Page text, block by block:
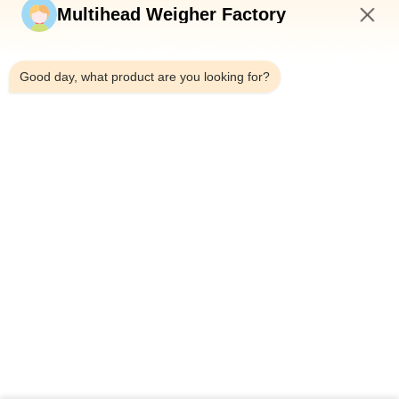
Stuur nu
Multihead Weigher Factory
Good day, what product are you looking for?